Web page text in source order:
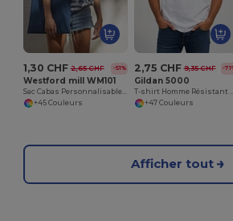
1,30 CHF 2,65 CHF -51%
Westford mill WM101
+45 Couleurs
2,75 CHF 9,35 CHF -
Gildan 5000
+47 Couleurs
Afficher tout